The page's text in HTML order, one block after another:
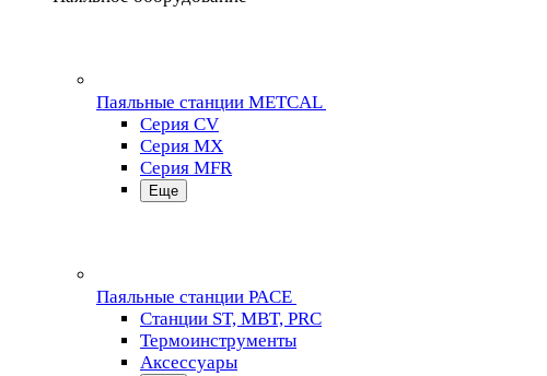
Паяльные станции METCAL
Серия CV
Серия MX
Серия MFR
Еще
Паяльные станции PACE
Станции ST, MBT, PRC
Термоинструменты
Аксессуары